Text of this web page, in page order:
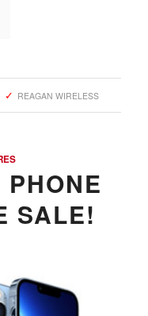
REAGAN WIRELESS
SALE!